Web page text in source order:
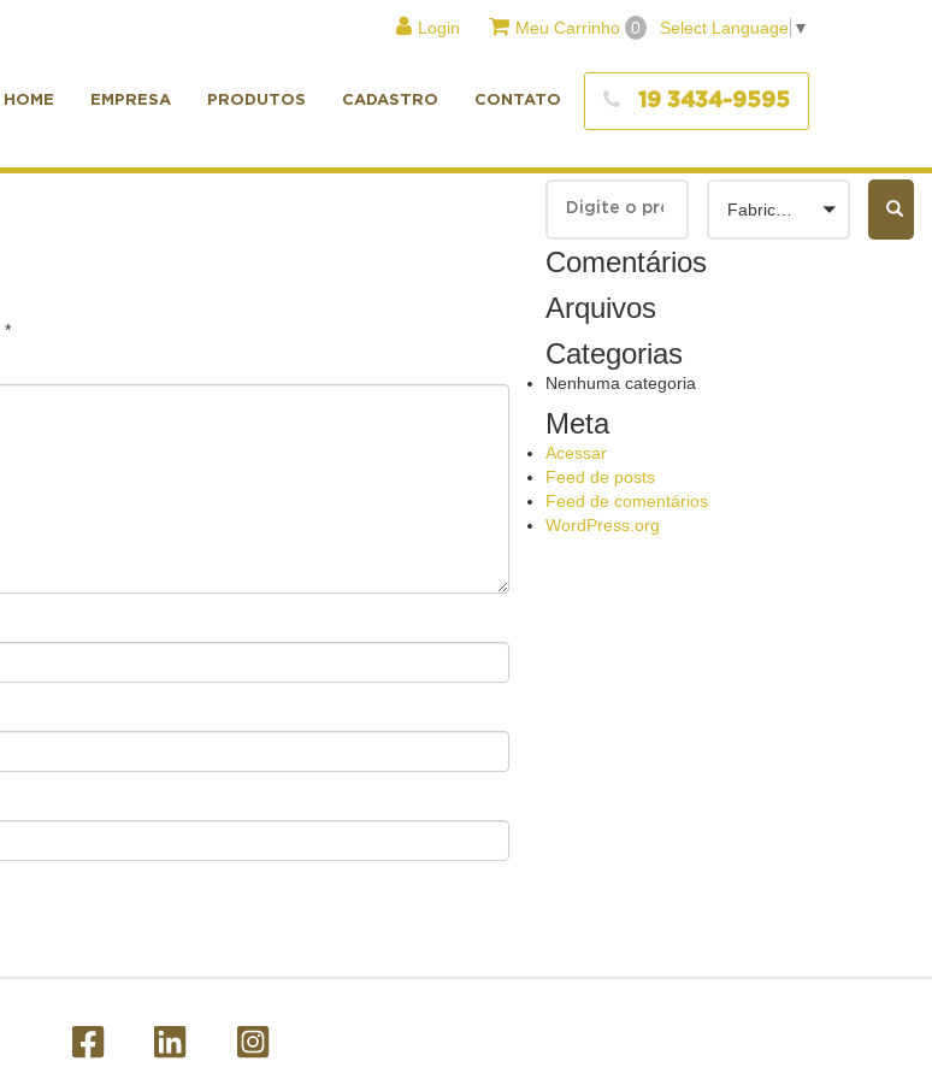
Login Meu Carrinho 0 Select Language ▼
HOME EMPRESA PRODUTOS CADASTRO CONTATO 19 3434-9595
*
Fabricantes
Comentários
Arquivos
Categorias
Nenhuma categoria
Meta
Acessar
Feed de posts
Feed de comentários
WordPress.org